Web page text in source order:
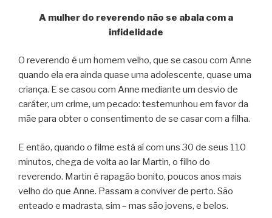
A mulher do reverendo não se abala com a
infidelidade
O reverendo é um homem velho, que se casou com Anne
quando ela era ainda quase uma adolescente, quase uma
criança. E se casou com Anne mediante um desvio de
caráter, um crime, um pecado: testemunhou em favor da
mãe para obter o consentimento de se casar com a filha.
E então, quando o filme está aí com uns 30 de seus 110
minutos, chega de volta ao lar Martin, o filho do
reverendo. Martin é rapagão bonito, poucos anos mais
velho do que Anne. Passam a conviver de perto. São
enteado e madrasta, sim – mas são jovens, e belos.